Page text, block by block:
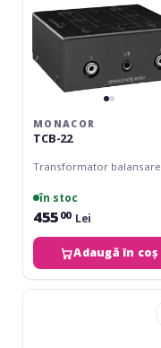
MONACOR
TCB-22
Transformator balansare
în stoc
455 00 Lei
Adaugă în coș
AKG